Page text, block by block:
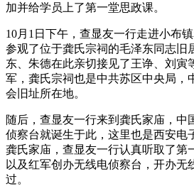
加并给学员上了第一堂思政课。
10月1日下午，查显友一行走进小布
参观了位于龚氏宗祠的毛泽东同志旧
东、朱德在此亲切接见了王诤、刘寅
军，龚氏宗祠也是中共苏区中央局，
会旧址所在地。
随后，查显友一行来到龚氏家庙，中
侦察台就诞生于此，这里也是西安电
龚氏家庙，查显友一行认真听取了第
以及红军创办无线电侦察台，开办无
过。